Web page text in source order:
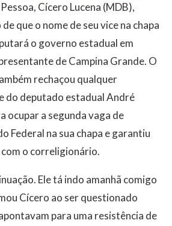
Cícero Lucena (MDB),
que o nome de seu vice na chapa
o governo estadual em
de Campina Grande. O
rechaçou qualquer
do deputado estadual André
ocupar a segunda vaga de
Federal na sua chapa e garantiu
o correligionário.
Ele tá indo amanhã comigo
Cícero ao ser questionado
para uma resistência de